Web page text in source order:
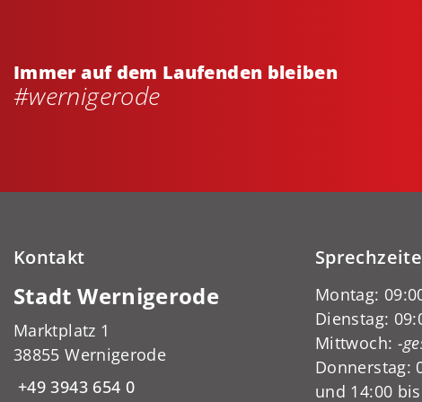
Immer auf dem Laufenden bleiben
#wernigerode
Kontakt
Stadt Wernigerode
Marktplatz 1
38855 Wernigerode
+49 3943 654 0
Montag:
Dienstag:
Mittwoch: -
Donnerstag:
und 14:00